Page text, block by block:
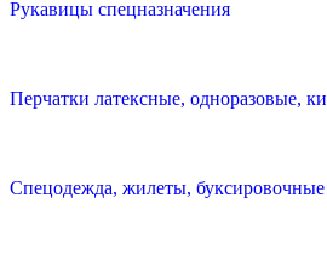
Рукавицы спецназначения
Перчатки латексные, одноразовые,
Спецодежда, жилеты,